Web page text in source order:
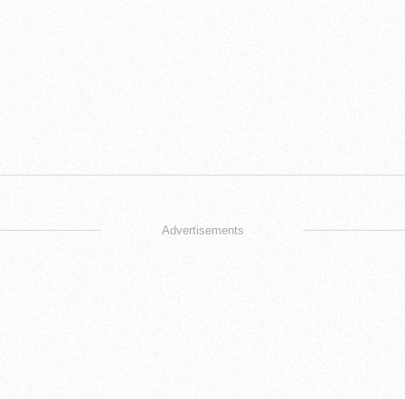
Advertisements